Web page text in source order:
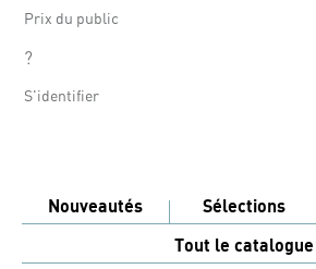
Prix du public
?
S'identifier
Nouveautés Sélections
Tout le catalogue